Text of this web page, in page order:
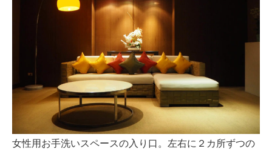
女性用お手洗いスペースの入り口。左右に２カ所ずつの